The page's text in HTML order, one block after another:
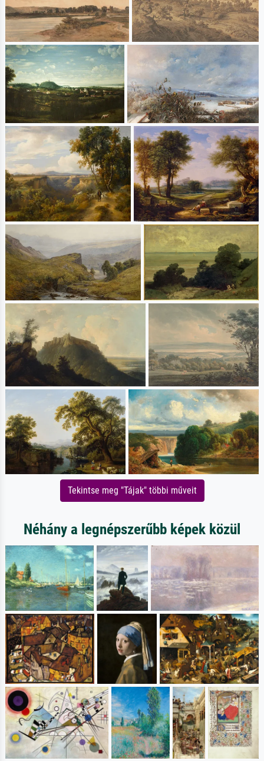
Tekintse meg "Tájak" többi műveit
Néhány a legnépszerűbb képek közül